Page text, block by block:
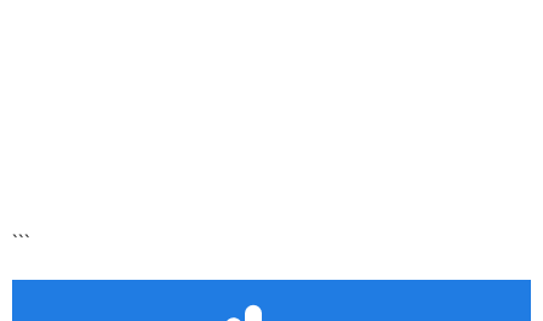
```